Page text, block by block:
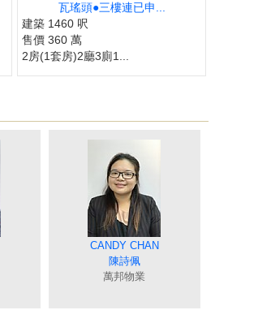
瓦瑤頭●三樓連已申...
建築 1460 呎
售價 360 萬
2房(1套房)2廳3廁1...
BILLY LAU
萬邦物業
TINA POON
潘笑霞
萬邦物業
ANGEL CHUNG
鍾唯美
萬邦物業
TAT NG
伍志達
萬邦物業
CANDY CHAN
陳詩佩
萬邦物業